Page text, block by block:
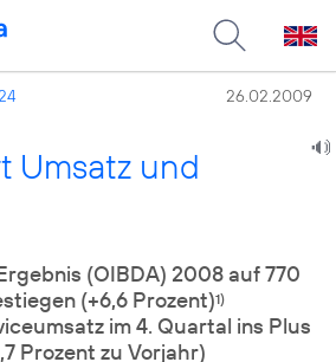
26.02.2009
Umsatz und
(OIBDA) 2008 auf 770
(+6,6 Prozent)1)
im 4. Quartal ins Plus
Prozent zu Vorjahr)